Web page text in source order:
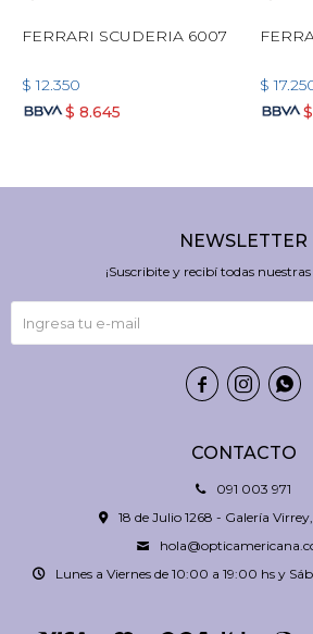
FERRARI SCUDERIA 6007
$ 12.350
$ 8.645
$
$
CONTACTO
091 003 971
18 de Julio 1268 - Galería
Lunes a Viernes de 10:00 a 19:00 hs y
NEWSLETTER
¡Suscribite y recibí todas
  